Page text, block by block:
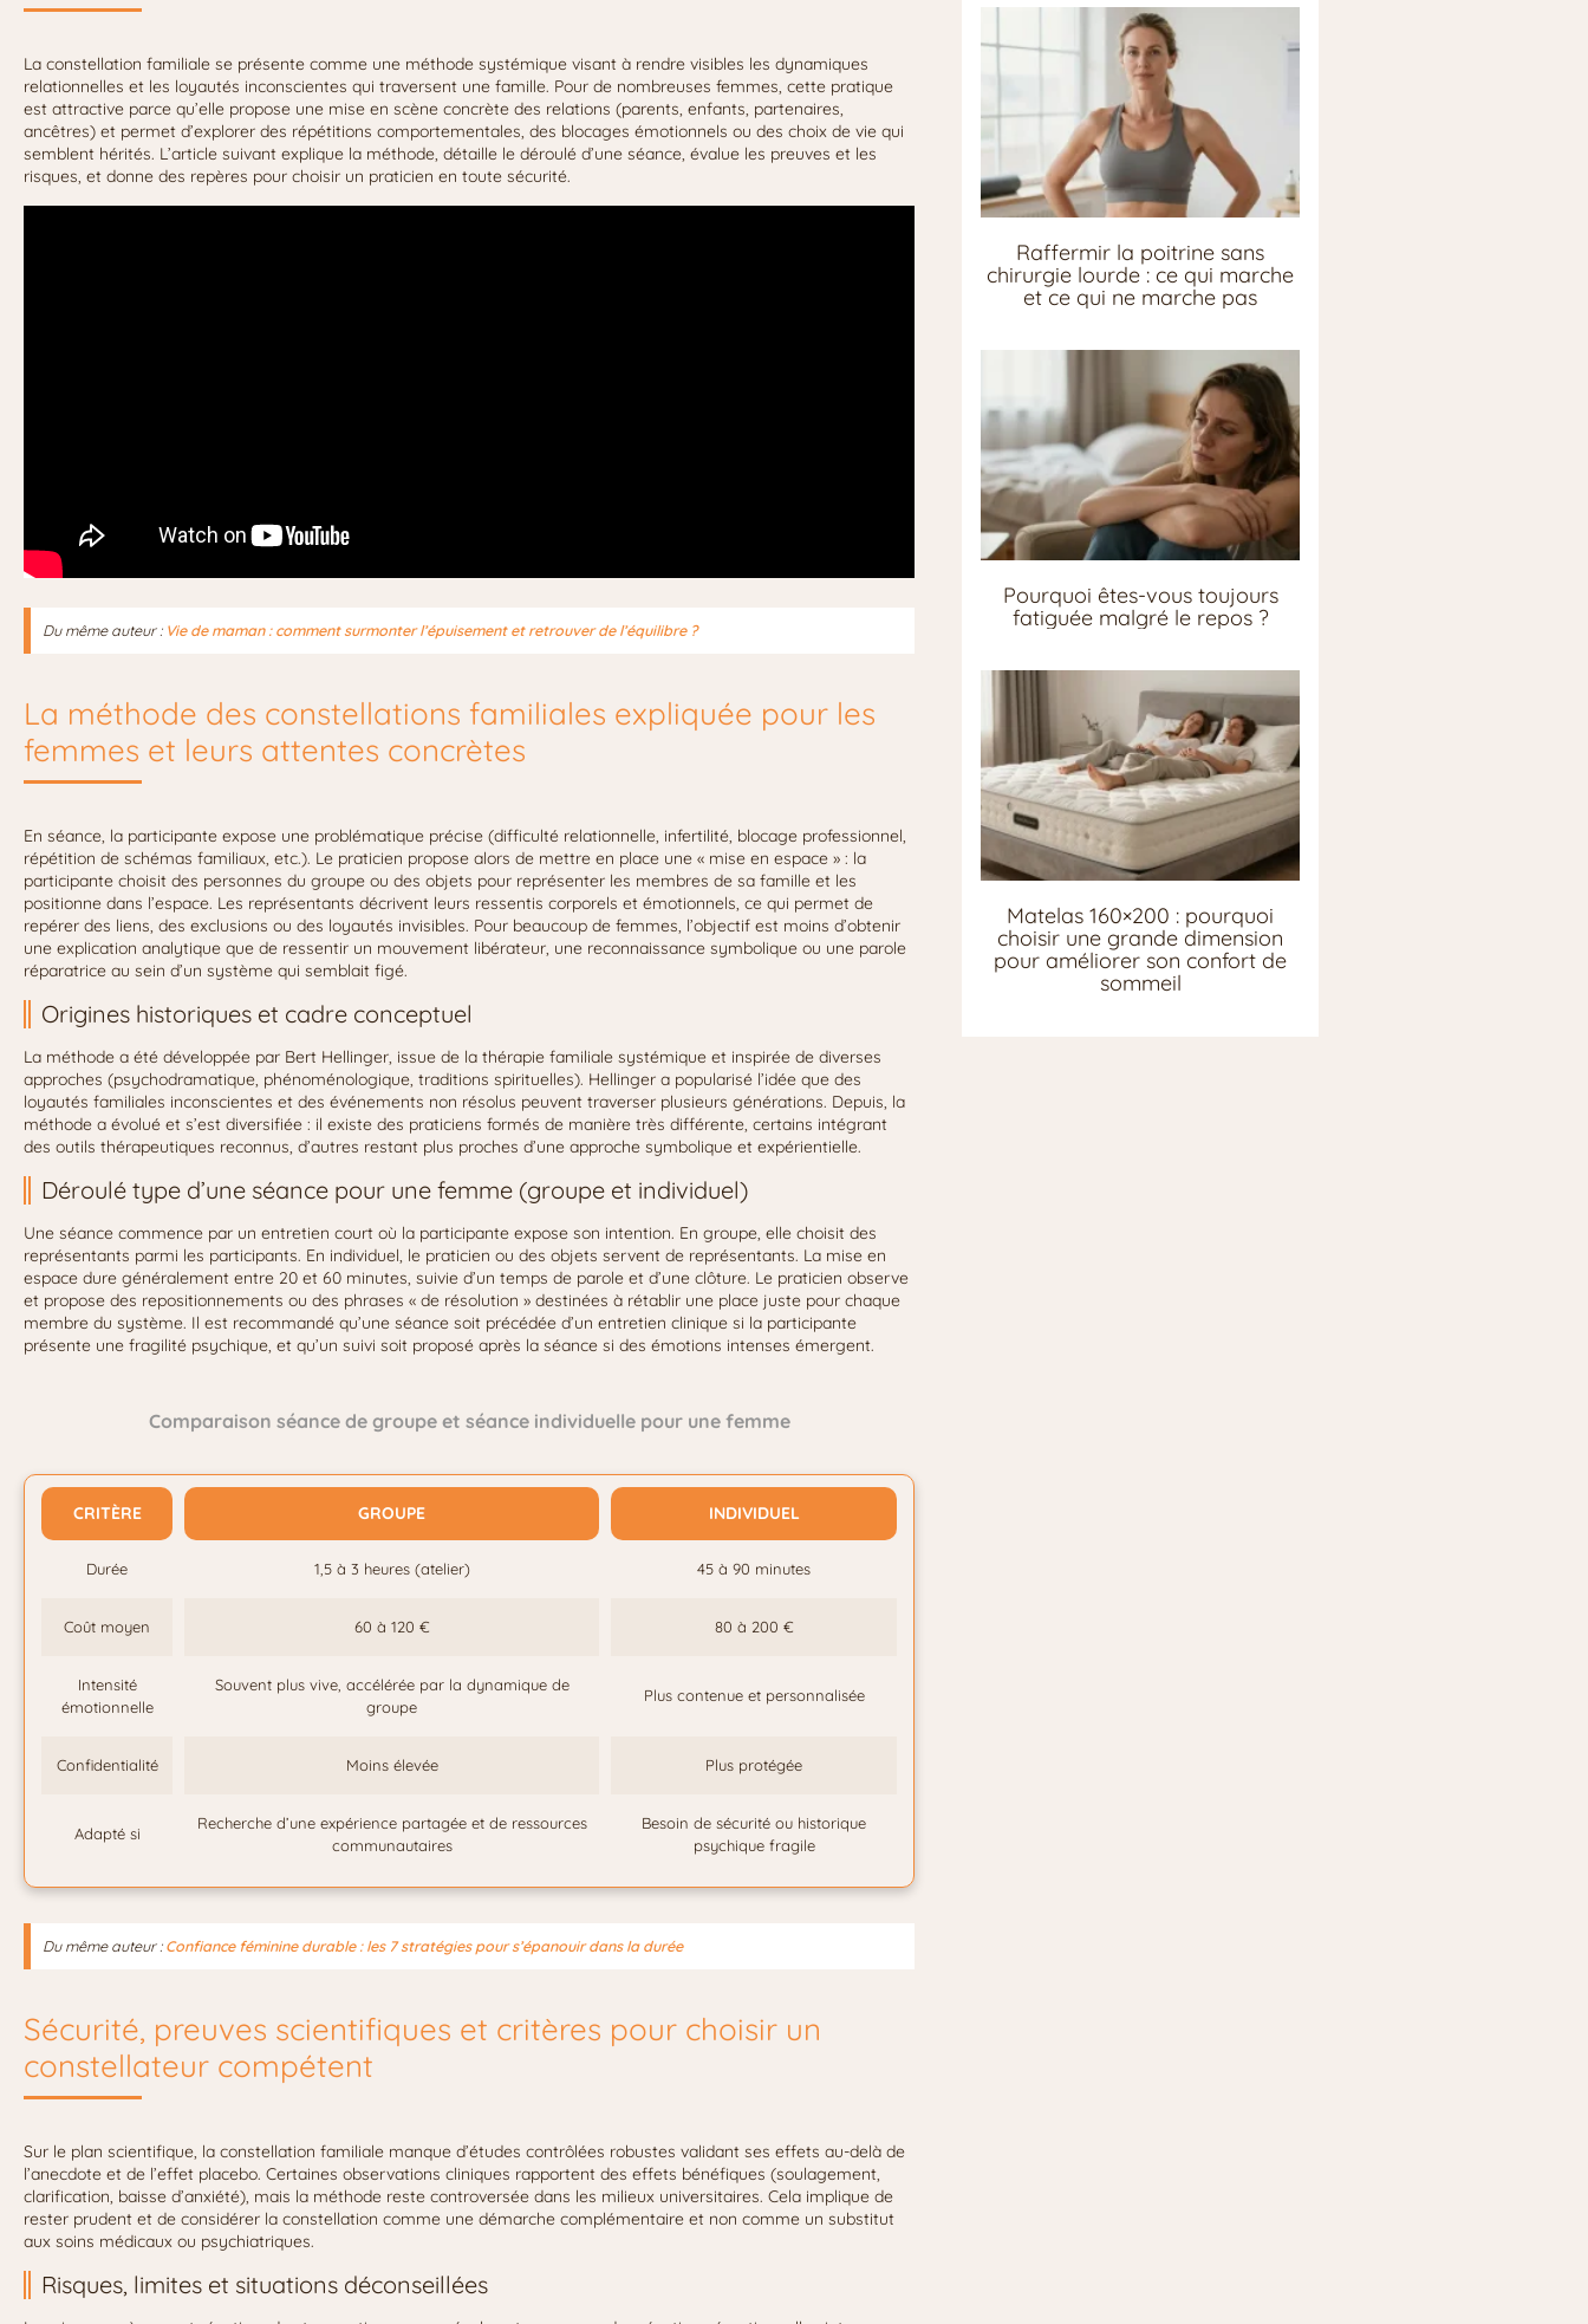
La constellation familiale se présente comme une méthode systémique visant à rendre visibles les dynamiques
relationnelles et les loyautés inconscientes qui traversent une famille. Pour de nombreuses femmes, cette pratique
est attractive parce qu’elle propose une mise en scène concrète des relations (parents, enfants, partenaires,
ancêtres) et permet d’explorer des répétitions comportementales, des blocages émotionnels ou des choix de vie qui
semblent hérités. L’article suivant explique la méthode, détaille le déroulé d’une séance, évalue les preuves et les
risques, et donne des repères pour choisir un praticien en toute sécurité.
Du même auteur : Vie de maman : comment surmonter l’épuisement et retrouver de l’équilibre ?
La méthode des constellations familiales expliquée pour les
femmes et leurs attentes concrètes
En séance, la participante expose une problématique précise (difficulté relationnelle, infertilité, blocage professionnel,
répétition de schémas familiaux, etc.). Le praticien propose alors de mettre en place une « mise en espace » : la
participante choisit des personnes du groupe ou des objets pour représenter les membres de sa famille et les
positionne dans l’espace. Les représentants décrivent leurs ressentis corporels et émotionnels, ce qui permet de
repérer des liens, des exclusions ou des loyautés invisibles. Pour beaucoup de femmes, l’objectif est moins d’obtenir
une explication analytique que de ressentir un mouvement libérateur, une reconnaissance symbolique ou une parole
réparatrice au sein d’un système qui semblait figé.
Origines historiques et cadre conceptuel
La méthode a été développée par Bert Hellinger, issue de la thérapie familiale systémique et inspirée de diverses
approches (psychodramatique, phénoménologique, traditions spirituelles). Hellinger a popularisé l’idée que des
loyautés familiales inconscientes et des événements non résolus peuvent traverser plusieurs générations. Depuis, la
méthode a évolué et s’est diversifiée : il existe des praticiens formés de manière très différente, certains intégrant
des outils thérapeutiques reconnus, d’autres restant plus proches d’une approche symbolique et expérientielle.
Déroulé type d’une séance pour une femme (groupe et individuel)
Une séance commence par un entretien court où la participante expose son intention. En groupe, elle choisit des
représentants parmi les participants. En individuel, le praticien ou des objets servent de représentants. La mise en
espace dure généralement entre 20 et 60 minutes, suivie d’un temps de parole et d’une clôture. Le praticien observe
et propose des repositionnements ou des phrases « de résolution » destinées à rétablir une place juste pour chaque
membre du système. Il est recommandé qu’une séance soit précédée d’un entretien clinique si la participante
présente une fragilité psychique, et qu’un suivi soit proposé après la séance si des émotions intenses émergent.
Comparaison séance de groupe et séance individuelle pour une femme
CRITÈRE GROUPE INDIVIDUEL
Durée 1,5 à 3 heures (atelier) 45 à 90 minutes
Coût moyen 60 à 120 € 80 à 200 €
Intensité
émotionnelle
Souvent plus vive, accélérée par la dynamique de
groupe
Plus contenue et personnalisée
Confidentialité Moins élevée Plus protégée
Adapté si
Recherche d’une expérience partagée et de ressources
communautaires
Besoin de sécurité ou historique
psychique fragile
Du même auteur :Confiance féminine durable : les 7 stratégies pour s’épanouir dans la durée
Sécurité, preuves scientifiques et critères pour choisir un
constellateur compétent
Sur le plan scientifique, la constellation familiale manque d’études contrôlées robustes validant ses effets au-delà de
l’anecdote et de l’effet placebo. Certaines observations cliniques rapportent des effets bénéfiques (soulagement,
clarification, baisse d’anxiété), mais la méthode reste controversée dans les milieux universitaires. Cela implique de
rester prudent et de considérer la constellation comme une démarche complémentaire et non comme un substitut
aux soins médicaux ou psychiatriques.
Risques, limites et situations déconseillées
Raffermir la poitrine sans
chirurgie lourde : ce qui marche
et ce qui ne marche pas
Pourquoi êtes-vous toujours
fatiguée malgré le repos ?
Matelas 160×200 : pourquoi
choisir une grande dimension
pour améliorer son confort de
sommeil